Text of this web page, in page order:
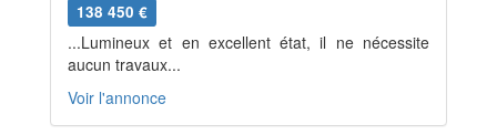
138 450 €
...Lumineux et en excellent état, il ne nécessite
aucun travaux...
Voir l'annonce